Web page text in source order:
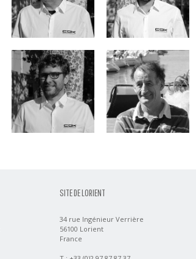
Julien Marcelet
Hubert
Desjoyeaux
SITE DE LORIENT
34 rue Ingénieur Verrière
56100 Lorient
France